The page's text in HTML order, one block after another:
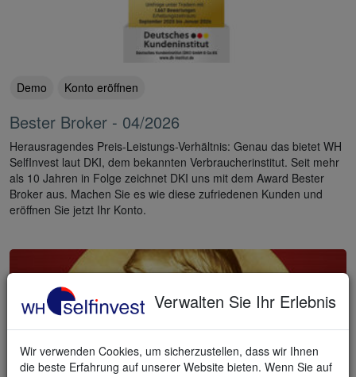
Demo Konto eröffnen
Bester Broker - 04/2026
Herausragendes Preis-Leistungs-Verhältnis: Genau das bietet WH
SelfInvest laut DKI, dem bekannten Verbraucherinstitut. Seit mehr
als 10 Jahren in Folge zeichnet DKI uns mit dem Award Bester
Broker aus. Machen Sie es wie diese zufriedenen Kunden und
eröffnen Sie jetzt Ihr Konto.
Verwalten Sie Ihr Erlebnis
Wir verwenden Cookies, um sicherzustellen, dass wir Ihnen
die beste Erfahrung auf unserer Website bieten. Wenn Sie auf